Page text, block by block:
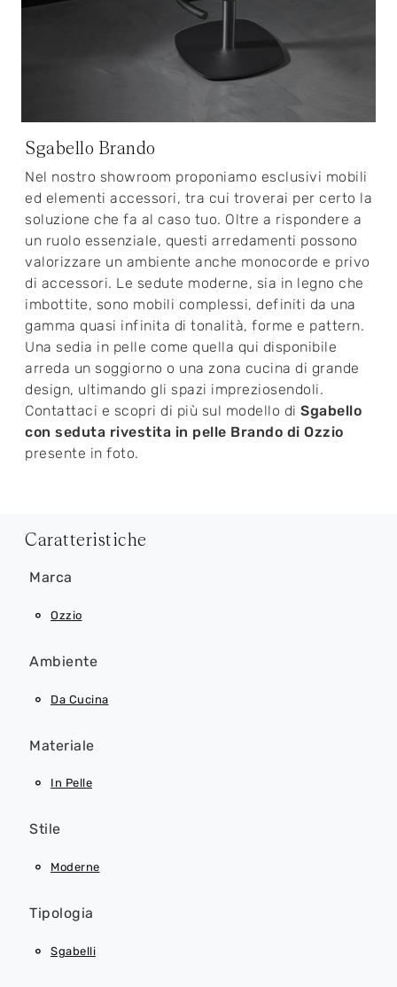
Sgabello Brando
Nel nostro showroom proponiamo esclusivi mobili
ed elementi accessori, tra cui troverai per certo la
soluzione che fa al caso tuo. Oltre a rispondere a
un ruolo essenziale, questi arredamenti possono
valorizzare un ambiente anche monocorde e privo
di accessori. Le sedute moderne, sia in legno che
imbottite, sono mobili complessi, definiti da una
gamma quasi infinita di tonalità, forme e pattern.
Una sedia in pelle come quella qui disponibile
arreda un soggiorno o una zona cucina di grande
design, ultimando gli spazi impreziosendoli.
Contattaci e scopri di più sul modello di Sgabello
con seduta rivestita in pelle Brando di Ozzio
presente in foto.
Caratteristiche
Marca
Ozzio
Ambiente
Da Cucina
Materiale
In Pelle
Stile
Moderne
Tipologia
Sgabelli